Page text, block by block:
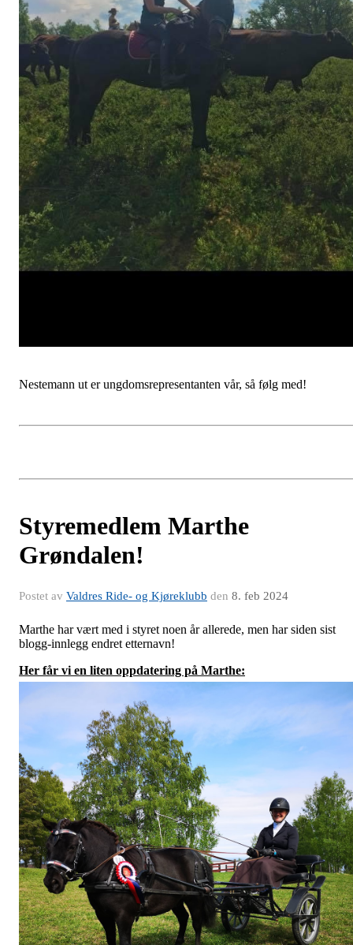
Nestemann ut er ungdomsrepresentanten vår, så følg med!
Styremedlem Marthe
Grøndalen!
Postet av Valdres Ride- og Kjøreklubb den 8. feb 2024
Marthe har vært med i styret noen år allerede, men har siden sist
blogg-innlegg endret etternavn!
Her får vi en liten oppdatering på Marthe: